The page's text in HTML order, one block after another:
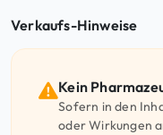
Verkaufs-Hinweise
Kein
Sofern in den
oder Wirkungen